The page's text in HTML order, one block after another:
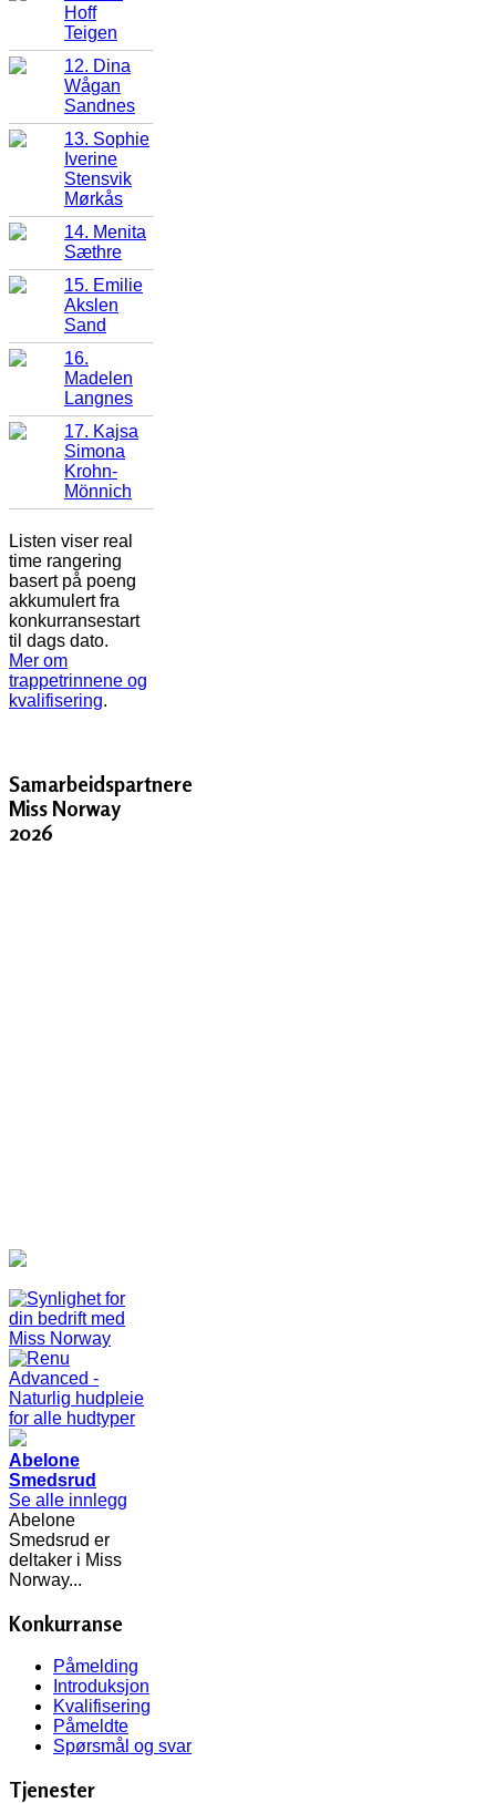
Hoff
Teigen
12. Dina
Wågan
Sandnes
13. Sophie
Iverine
Stensvik
Mørkås
14. Menita
Sæthre
15. Emilie
Akslen
Sand
16.
Madelen
Langnes
17. Kajsa
Simona
Krohn-
Mönnich
Listen viser real
time rangering
basert på poeng
akkumulert fra
konkurransestart
til dags dato.
Mer om
trappetrinnene og
kvalifisering.
Samarbeidspartnere
Miss Norway
2026
Abelone
Smedsrud
Se alle innlegg
Abelone
Smedsrud er
deltaker i Miss
Norway...
Konkurranse
Påmelding
Introduksjon
Kvalifisering
Påmeldte
Spørsmål og svar
Tjenester